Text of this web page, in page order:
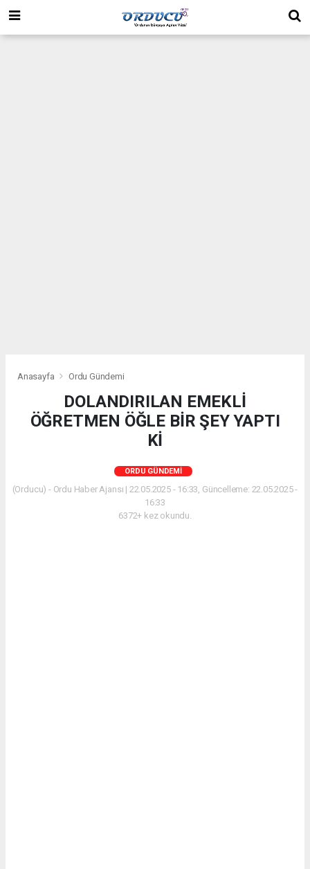
Anasayfa Ordu Gündemi
DOLANDIRILAN EMEKLİ
ÖĞRETMEN ÖĞLE BİR ŞEY YAPTI
Kİ
ORDU GÜNDEMI
(Orducu) - Ordu Haber Ajansı | 22.05.2025 - 16:33, Güncelleme: 22.05.2025 -
16:33
6372+ kez okundu.